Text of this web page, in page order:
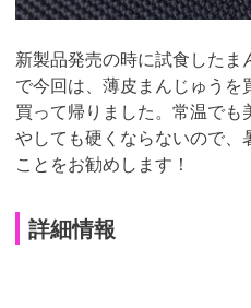
新製品発売の時に試食した
で今回は、薄皮まんじゅう
買って帰りました。常温で
やしても硬くならないので、
ことをお勧めします！
詳細情報